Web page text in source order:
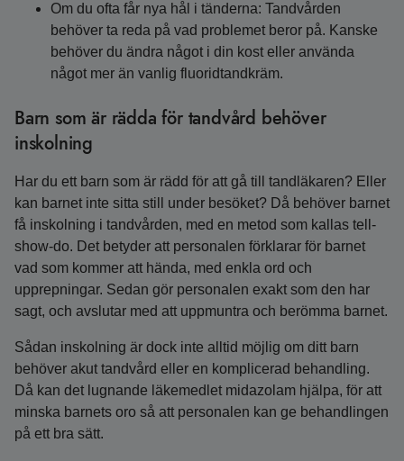
Om du ofta får nya hål i tänderna: Tandvården
behöver ta reda på vad problemet beror på. Kanske
behöver du ändra något i din kost eller använda
något mer än vanlig fluoridtandkräm.
Barn som är rädda för tandvård behöver
inskolning
Har du ett barn som är rädd för att gå till tandläkaren? Eller
kan barnet inte sitta still under besöket? Då behöver barnet
få inskolning i tandvården, med en metod som kallas tell-
show-do. Det betyder att personalen förklarar för barnet
vad som kommer att hända, med enkla ord och
upprepningar. Sedan gör personalen exakt som den har
sagt, och avslutar med att uppmuntra och berömma barnet.
Sådan inskolning är dock inte alltid möjlig om ditt barn
behöver akut tandvård eller en komplicerad behandling.
Då kan det lugnande läkemedlet midazolam hjälpa, för att
minska barnets oro så att personalen kan ge behandlingen
på ett bra sätt.